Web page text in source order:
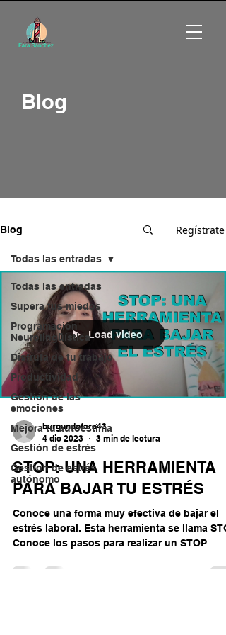
Blog
Blog Regístrate
Todas las entradas
Supera tus miedos
Programación
Neurolingüística
Disfruta de tu trabajo
Productividad
Gestión de las
emociones
Mejora tu autoestima
Gestión de estrés
Gestion de estrés
autónomo
Todas las entradas
Load video
burgundofara43
4 dic 2023
3 min de lectura
STOP: UNA HERRAMIENTA
PARA BAJAR TU ESTRÉS
Conoce una forma muy efectiva de bajar el
estrés laboral. Esta herramienta se llama
Conoce los pasos para realizar un STOP